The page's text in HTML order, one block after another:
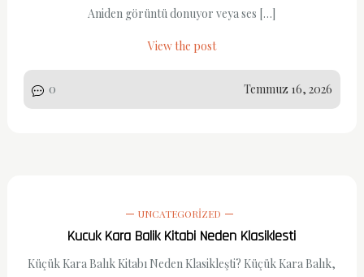
Aniden görüntü donuyor veya ses […]
View the post
0 Temmuz 16, 2026
UNCATEGORIZED
Kucuk Kara Balik Kitabi Neden Klasiklesti
Küçük Kara Balık Kitabı Neden Klasikleşti? Küçük Kara Balık,